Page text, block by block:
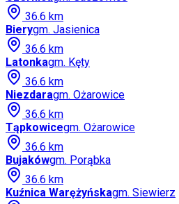
36.6 km
Bierygm. Jasienica
36.6 km
Latonkagm. Kęty
36.6 km
Niezdaragm. Ożarowice
36.6 km
Tąpkowicegm. Ożarowice
36.6 km
Bujakówgm. Porąbka
36.6 km
Kuźnica Warężyńskagm. Siewierz